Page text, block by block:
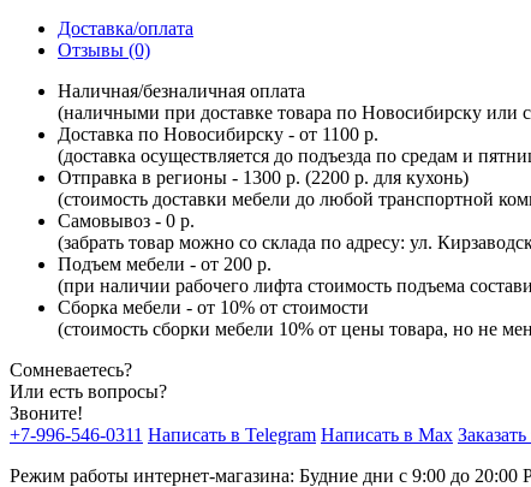
Доставка/оплата
Отзывы (0)
Наличная/безналичная оплата
(наличными при доставке товара по Новосибирску или
Доставка по Новосибирску - от 1100 р.
(доставка осуществляется до подъезда по средам и
Отправка в регионы - 1300 р. (2200 р. для кухонь)
(стоимость доставки мебели до любой транспортной
Самовывоз - 0 р.
(забрать товар можно со склада по адресу: ул.
Подъем мебели - от 200 р.
(при наличии рабочего лифта стоимость подъема
Сборка мебели - от 10% от стоимости
(стоимость сборки мебели 10% от цены товара, но не
Сомневаетесь?
Или есть вопросы?
Звоните!
+7-996-546-0311 Написать в Telegram Написать в Max
Режим работы интернет-магазина: Будние дни с 9:00 до 20:00